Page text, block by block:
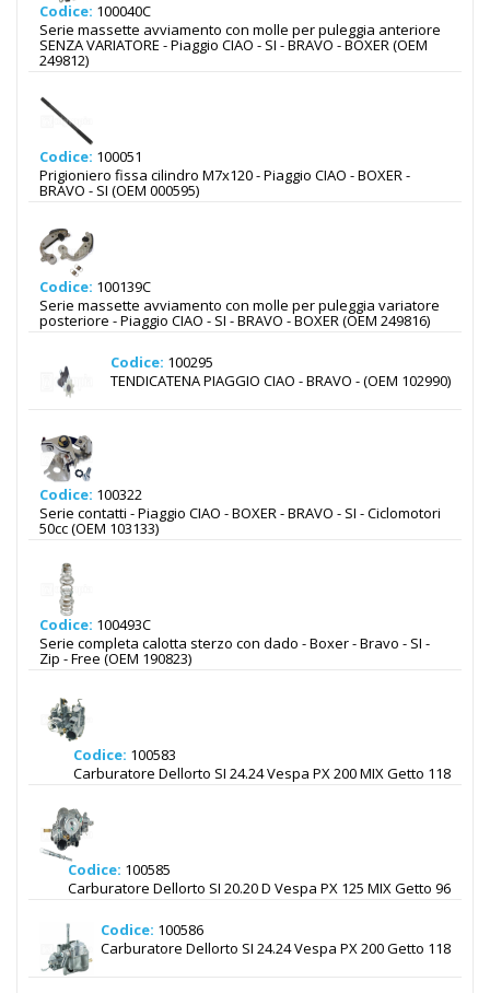
Codice: 100040C
Serie massette avviamento con molle per puleggia anteriore
SENZA VARIATORE - Piaggio CIAO - SI - BRAVO - BOXER (OEM
249812)
Codice: 100051
Prigioniero fissa cilindro M7x120 - Piaggio CIAO - BOXER -
BRAVO - SI (OEM 000595)
Codice: 100139C
Serie massette avviamento con molle per puleggia variatore
posteriore - Piaggio CIAO - SI - BRAVO - BOXER (OEM 249816)
Codice: 100295
TENDICATENA PIAGGIO CIAO - BRAVO - (OEM 102990)
Codice: 100322
Serie contatti - Piaggio CIAO - BOXER - BRAVO - SI - Ciclomotori
50cc (OEM 103133)
Codice: 100493C
Serie completa calotta sterzo con dado - Boxer - Bravo - SI -
Zip - Free (OEM 190823)
Codice: 100583
Carburatore Dellorto SI 24.24 Vespa PX 200 MIX Getto 118
Codice: 100585
Carburatore Dellorto SI 20.20 D Vespa PX 125 MIX Getto 96
Codice: 100586
Carburatore Dellorto SI 24.24 Vespa PX 200 Getto 118